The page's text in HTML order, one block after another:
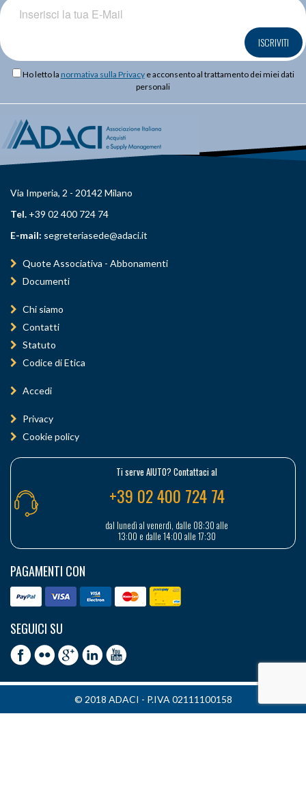
ISCRIVITI
Ho letto la normativa sulla Privacye acconsento al trattamento dei miei dati
personali
Via Imperia, 2 - 20142 Milano
Tel. +39 02 400 724 74
E-mail: segreteriasede@adaci.it
Quote Associativa - Abbonamenti
Documenti
Chi siamo
Contatti
Statuto
Codice di Etica
Accedi
Privacy
Cookie policy
Ti serve AIUTO? Contattaci al
+39 02 400 724 74
dal lunedì al venerdì, dalle 08:30 alle
13:00 e dalle 14:00 alle 17:30
PAGAMENTI CON
SEGUICI SU
© 2018 ADACI - P.IVA 02111100158